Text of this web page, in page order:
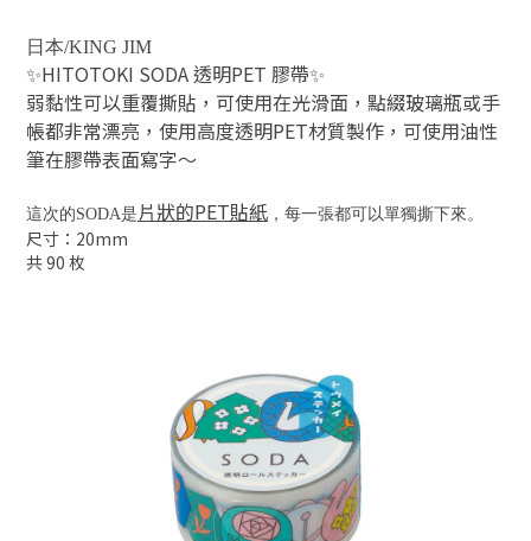
日本/KING JIM
✨HITOTOKI SODA 透明PET 膠帶✨
弱黏性可以重覆撕貼，可使用在光滑面，點綴玻璃瓶或手
帳都非常漂亮，使用高度透明PET材質製作，可使用油性
筆在膠帶表面寫字～
這次的SODA是片狀的PET貼紙 ，每一張都可以單獨撕下來。
尺寸：20mm
共 90 枚